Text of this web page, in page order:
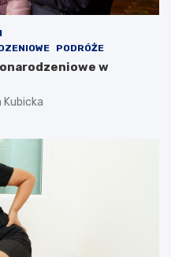
PODRÓŻE
w
Kubicka